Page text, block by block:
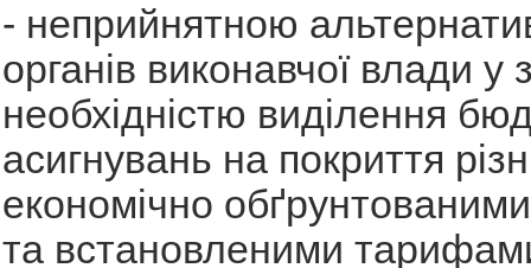
- неприйнятною
органів виконавчої влади у
необхідністю виділення
асигнувань на покриття
економічно
та встановленими